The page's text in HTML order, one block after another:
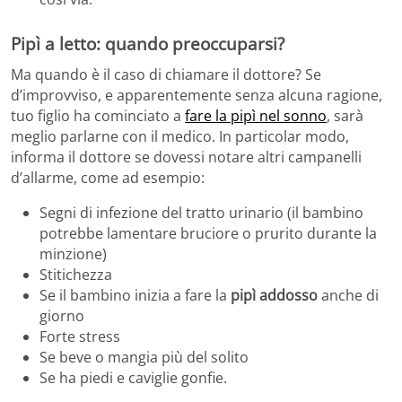
Pipì a letto: quando preoccuparsi?
Ma quando è il caso di chiamare il dottore? Se
d’improvviso, e apparentemente senza alcuna ragione,
tuo figlio ha cominciato a fare la pipì nel sonno, sarà
meglio parlarne con il medico. In particolar modo,
informa il dottore se dovessi notare altri campanelli
d’allarme, come ad esempio:
Segni di infezione del tratto urinario (il bambino
potrebbe lamentare bruciore o prurito durante la
minzione)
Stitichezza
Se il bambino inizia a fare la pipì addossoanche di
giorno
Forte stress
Se beve o mangia più del solito
Se ha piedi e caviglie gonfie.